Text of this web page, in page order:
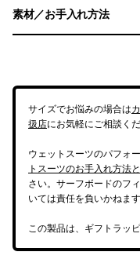
素材／お手入れ方法
サイズでお悩みの場合は
扱店にお気軽にご相談く
ウェットスーツのパフォ
トスーツのお手入れ方法
さい。サーフボードのフ
いては責任を負いかねます
この製品は、ギフトラッ